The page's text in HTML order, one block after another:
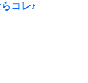
コレ♪